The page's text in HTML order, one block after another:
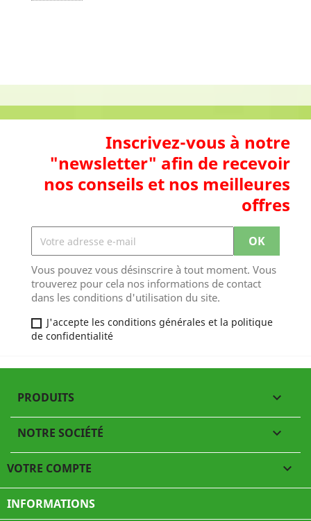
Inscrivez-vous à notre
"newsletter" afin de recevoir
nos conseils et nos meilleures
offres
Vous pouvez vous désinscrire à tout moment. Vous
trouverez pour cela nos informations de contact
dans les conditions d'utilisation du site.
J'accepte les conditions générales et la politique
de confidentialité
PRODUITS 
NOTRE SOCIÉTÉ 
VOTRE COMPTE 
INFORMATIONS